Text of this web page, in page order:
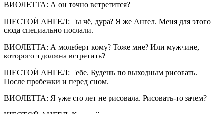
ВИОЛЕТТА: А он точно встретится?
ШЕСТОЙ АНГЕЛ: Ты чё, дура? Я же Ангел. Меня для этого
сюда специально послали.
ВИОЛЕТТА: А мольберт кому? Тоже мне? Или мужчине,
которого я должна встретить?
ШЕСТОЙ АНГЕЛ: Тебе. Будешь по выходным рисовать.
После пробежки и перед сном.
ВИОЛЕТТА: Я уже сто лет не рисовала. Рисовать-то зачем?